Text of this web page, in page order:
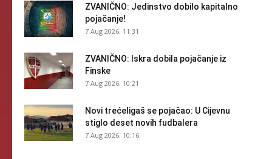
ZVANIČNO: Jedinstvo dobilo kapitalno
pojačanje!
7 Aug 2026. 11:31
ZVANIČNO: Iskra dobila pojačanje iz
Finske
7 Aug 2026. 10:21
Novi trećeligaš se pojačao: U Cijevnu
stiglo deset novih fudbalera
7 Aug 2026. 10:16